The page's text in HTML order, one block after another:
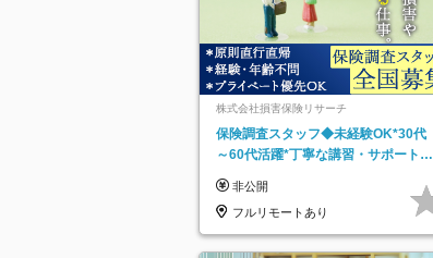
株式会社損害保険リサーチ
保険調査スタッフ◆未経験OK*30代
～60代活躍*丁寧な講習・サポートあ
託
非公開
フルリモートあり